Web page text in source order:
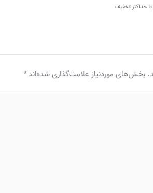
حداکثر تخفیف
بخش‌های موردنیاز علامت‌گذاری شده‌اند*